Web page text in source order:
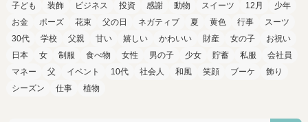
子ども
装飾 ビジネス 投資 感謝 動物 スイーツ 12月
少年
お金
ポーズ 花束 父の日 ネガティブ 夏 黄色 行事
スーツ
30代
学校 父親 甘い 嬉しい かわいい 財産 女の子
お祝い
日本
女 制服 食べ物 女性 男の子 少女 貯蓄 私服
会社員
マネー
父 イベント 10代 社会人 和風 笑顔 ブーケ
飾り
シーズン
仕事 植物